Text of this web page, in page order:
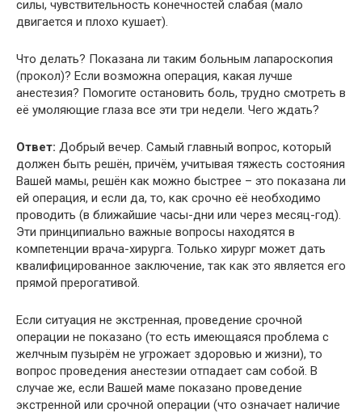
силы, чувствительность конечностей слабая (мало
двигается и плохо кушает).
Что делать? Показана ли таким больным лапароскопия
(прокол)? Если возможна операция, какая лучше
анестезия? Помогите остановить боль, трудно смотреть в
её умоляющие глаза все эти три недели. Чего ждать?
Ответ: Добрый вечер. Самый главный вопрос, который
должен быть решён, причём, учитывая тяжесть состояния
Вашей мамы, решён как можно быстрее – это показана ли
ей операция, и если да, то, как срочно её необходимо
проводить (в ближайшие часы-дни или через месяц-год).
Эти принципиально важные вопросы находятся в
компетенции врача-хирурга. Только хирург может дать
квалифицированное заключение, так как это является его
прямой прерогативой.
Если ситуация не экстренная, проведение срочной
операции не показано (то есть имеющаяся проблема с
желчным пузырём не угрожает здоровью и жизни), то
вопрос проведения анестезии отпадает сам собой. В
случае же, если Вашей маме показано проведение
экстренной или срочной операции (что означает наличие